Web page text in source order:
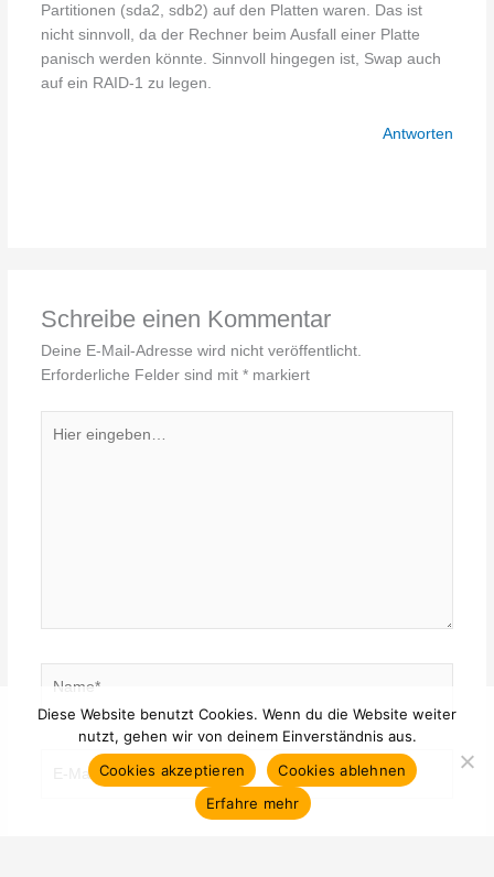
Partitionen (sda2, sdb2) auf den Platten waren. Das ist
nicht sinnvoll, da der Rechner beim Ausfall einer Platte
panisch werden könnte. Sinnvoll hingegen ist, Swap auch
auf ein RAID-1 zu legen.
Antworten
Schreibe einen Kommentar
Deine E-Mail-Adresse wird nicht veröffentlicht.
Erforderliche Felder sind mit *markiert
eingeben…
Diese Website benutzt Cookies. Wenn du die Website weiter
nutzt, gehen wir von deinem Einverständnis aus.
Cookies akzeptieren
Cookies ablehnen
Erfahre mehr